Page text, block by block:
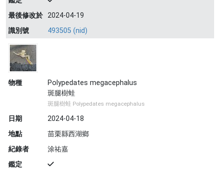
最後修改於 2024-04-19
識別號
493505 (nid)
物種
Polypedates megacephalus
斑腿樹蛙
斑腿樹蛙 Polypedates megacephalus
日期
2024-04-18
地點
苗栗縣西湖鄉
紀錄者
涂祐嘉
鑑定